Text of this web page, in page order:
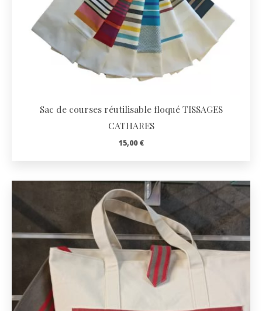
Sac de courses réutilisable floqué TISSAGES
CATHARES
15,00€